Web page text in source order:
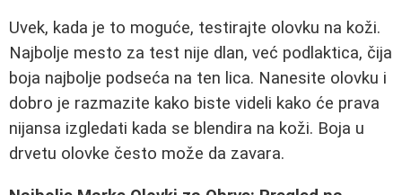
Uvek, kada je to moguće, testirajte olovku na koži.
Najbolje mesto za test nije dlan, već podlaktica, čija
boja najbolje podseća na ten lica. Nanesite olovku i
dobro je razmazite kako biste videli kako će prava
nijansa izgledati kada se blendira na koži. Boja u
drvetu olovke često može da zavara.